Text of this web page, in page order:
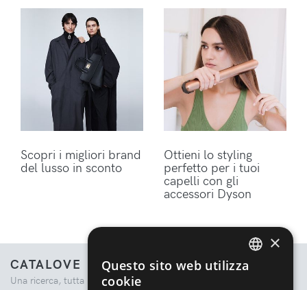
Scopri i migliori brand
del lusso in sconto
Ottieni lo styling
perfetto per i tuoi
capelli con gli
accessori Dyson
CATALOVE
Una ricerca, tutta la moda.
×
Questo sito web utilizza
cookie